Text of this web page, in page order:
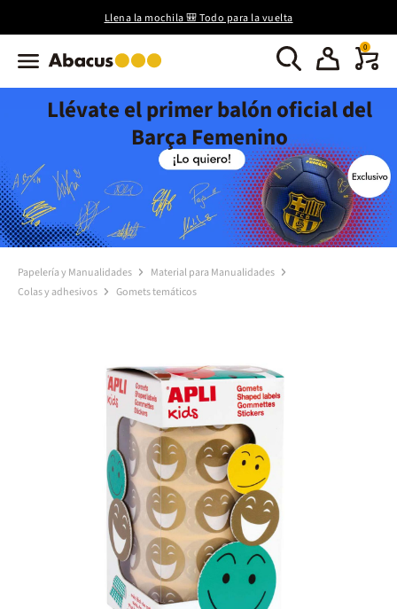
Llena la mochila 🎒 Todo para la vuelta
0
Llévate el primer balón oficial del
Barça Femenino
Papelería y Manualidades
Material para Manualidades
Colas y adhesivos
Gomets temáticos